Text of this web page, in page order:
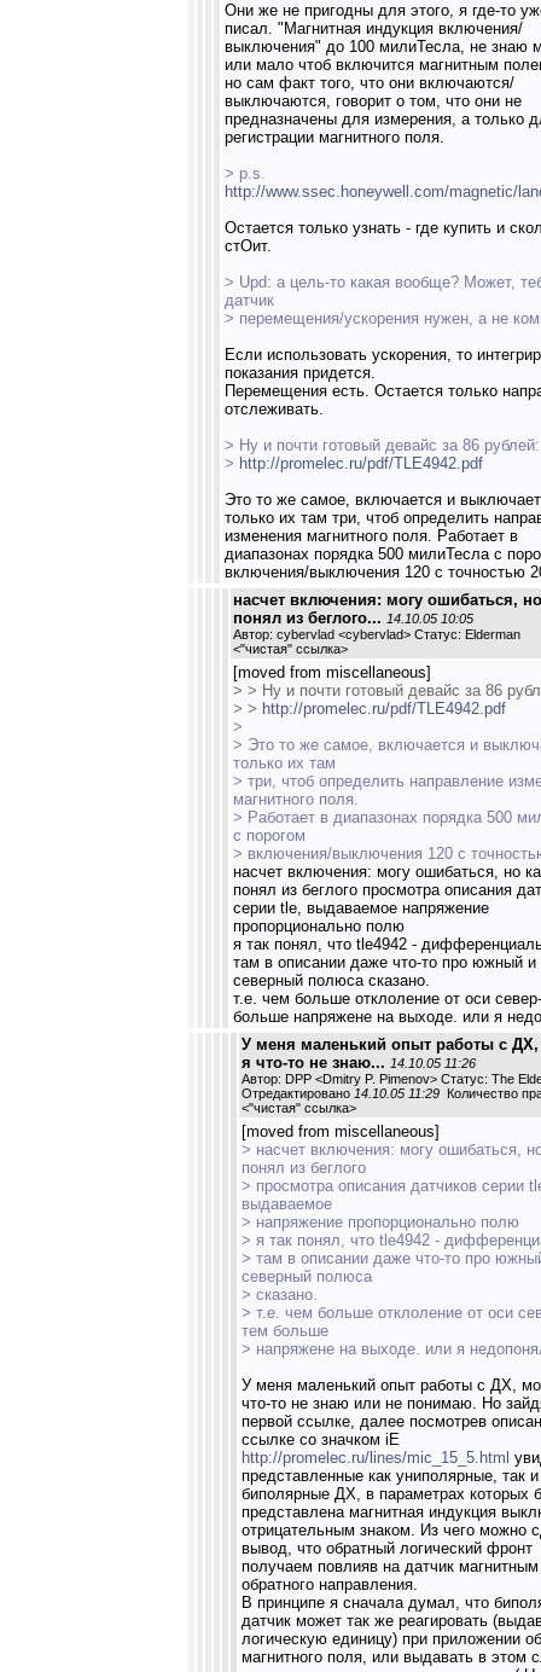
Они же не пригодны для этого, я где-то
писал. "Магнитная индукция включения/
выключения" до 100 милиТесла, не знаю
или мало чтоб включится магнитным
но сам факт того, что они включаются/
выключаются, говорит о том, что они не
предназначены для измерения, а только
регистрации магнитного поля.
> p.s.
http://www.ssec.honeywell.com/magnetic/
Остается только узнать - где купить и
стОит.
> Upd: а цель-то какая вообще? Может,
датчик
> перемещения/ускорения нужен, а не
Если использовать ускорения, то
показания придется.
Перемещения есть. Остается только
отслеживать.
> Ну и почти готовый девайс за 86 рублей:
> http://promelec.ru/pdf/TLE4942.pdf
Это то же самое, включается и
только их там три, чтоб определить
изменения магнитного поля. Работает в
диапазонах порядка 500 милиТесла с
включения/выключения 120 с точностью
насчет включения: могу ошибаться,
понял из беглого... 14.10.05 10:05
Автор: cybervlad <cybervlad> Статус: Elderman
<"чистая" ссылка>
[moved from miscellaneous]
> > Ну и почти готовый девайс за 86
> > http://promelec.ru/pdf/TLE4942.pdf
>
> Это то же самое, включается и
только их там
> три, чтоб определить направление
магнитного поля.
> Работает в диапазонах порядка 500
с порогом
> включения/выключения 120 с
насчет включения: могу ошибаться, но
понял из беглого просмотра описания
серии tle, выдаваемое напряжение
пропорционально полю
я так понял, что tle4942 -
там в описании даже что-то про южный и
северный полюса сказано.
т.е. чем больше отклоление от оси
больше напряжене на выходе. или я
У меня маленький опыт работы с
я что-то не знаю... 14.10.05 11:26
Автор: DPP <Dmitry P. Pimenov> Статус: The
Отредактировано 14.10.05 11:29 Количество
<"чистая" ссылка>
[moved from miscellaneous]
> насчет включения: могу ошибаться,
понял из беглого
> просмотра описания датчиков серии
выдаваемое
> напряжение пропорционально полю
> я так понял, что tle4942 -
> там в описании даже что-то про
северный полюса
> сказано.
> т.е. чем больше отклоление от оси
тем больше
> напряжене на выходе. или я
У меня маленький опыт работы с ДХ,
что-то не знаю или не понимаю. Но
первой ссылке, далее посмотрев
ссылке со значком iE
http://promelec.ru/lines/mic_15_5.html
представленные как униполярные, так и
биполярные ДХ, в параметрах которых
представлена магнитная индукция
отрицательным знаком. Из чего можно
вывод, что обратный логический фронт
получаем повлияв на датчик
обратного направления.
В принципе я сначала думал, что
датчик может так же реагировать
логическую единицу) при приложении
магнитного поля, или выдавать в этом